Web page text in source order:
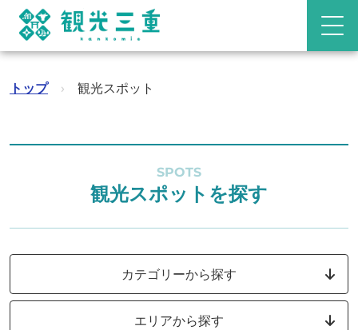
トップ › 観光スポット
SPOTS
観光スポットを探す
カテゴリーから探す
エリアから探す